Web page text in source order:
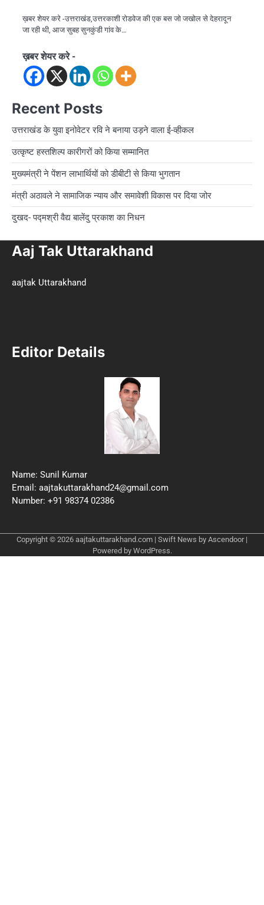
ख़बर शेयर करे -उत्तराखंड,उत्तरकाशी रोडवेज की एक बस जो जखोल से देहरादून
जा रही थी, आज सुबह सुनकुंडी गांव के…
ख़बर शेयर करे -
Recent Posts
उत्तराखंड के युवा इनोवेटर रवि ने बनाया उड़ने वाला ई-व्हीकल
उत्कृष्ट हस्तशिल्प कारीगरों को किया सम्मानित
मुख्यमंत्री ने पेंशन लाभार्थियों को डीबीटी से किया भुगतान
मंत्री अठावले ने सामाजिक न्याय और समावेशी विकास पर दिया जोर
दुखद- पद्मश्री वैद्य बालेंदु प्रकाश का निधन
Aaj Tak Uttarakhand
aajtak Uttarakhand
Editor Details
Name: Sunil Kumar
Email: aajtakuttarakhand24@gmail.com
Number: +91 98374 02386
Copyright © 2026 aajtakuttarakhand.com | Swift News by Ascendoor|
Powered by WordPress.